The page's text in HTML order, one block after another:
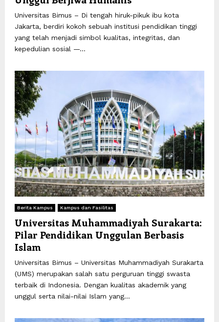
Universitas Bimus – Di tengah hiruk-pikuk ibu kota
Jakarta, berdiri kokoh sebuah institusi pendidikan tinggi
yang telah menjadi simbol kualitas, integritas, dan
kepedulian sosial —...
Berita Kampus Kampus dan Fasilitas
Universitas Muhammadiyah Surakarta:
Pilar Pendidikan Unggulan Berbasis
Islam
Universitas Bimus – Universitas Muhammadiyah Surakarta
(UMS) merupakan salah satu perguruan tinggi swasta
terbaik di Indonesia. Dengan kualitas akademik yang
unggul serta nilai-nilai Islam yang...